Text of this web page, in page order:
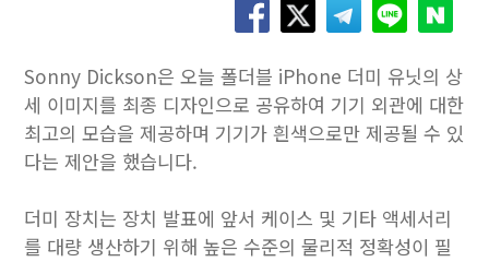
Sonny Dickson은 오늘 폴더블 iPhone 더미 유닛의 상
세 이미지를 최종 디자인으로 공유하여 기기 외관에 대한
최고의 모습을 제공하며 기기가 흰색으로만 제공될 수 있
다는 제안을 했습니다.
더미 장치는 장치 발표에 앞서 케이스 및 기타 액세서리
를 대량 생산하기 위해 높은 수준의 물리적 정확성이 필